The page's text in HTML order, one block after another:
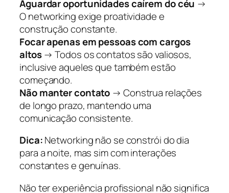
Aguardar oportunidades caírem do céu →
O networking exige proatividade e
construção constante.
Focar apenas em pessoas com cargos
altos→ Todos os contatos são valiosos,
inclusive aqueles que também estão
começando.
Não manter contato → Construa relações
de longo prazo, mantendo uma
comunicação consistente.
Dica:Networking não se constrói do dia
para a noite, mas sim com interações
constantes e genuínas.
Não ter experiência profissional não significa